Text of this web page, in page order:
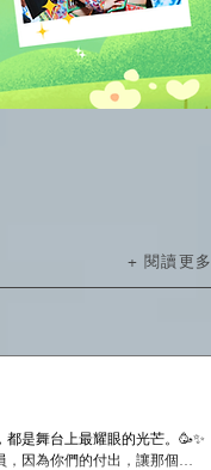
+ 閱讀更多
是舞台上最耀眼的光芒。🥳✨
因為你們的付出，讓那個夜